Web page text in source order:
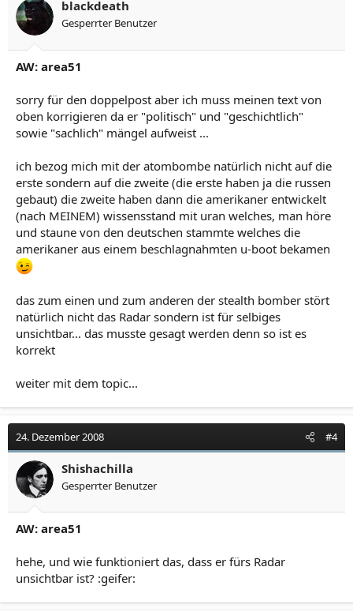
blackdeath
Gesperrter Benutzer
AW: area51
sorry für den doppelpost aber ich muss meinen text von
oben korrigieren da er "politisch" und "geschichtlich"
sowie "sachlich" mängel aufweist ...
ich bezog mich mit der atombombe natürlich nicht auf die
erste sondern auf die zweite (die erste haben ja die russen
gebaut) die zweite haben dann die amerikaner entwickelt
(nach MEINEM) wissensstand mit uran welches, man höre
und staune von den deutschen stammte welches die
amerikaner aus einem beschlagnahmten u-boot bekamen
das zum einen und zum anderen der stealth bomber stört
natürlich nicht das Radar sondern ist für selbiges
unsichtbar... das musste gesagt werden denn so ist es
korrekt
weiter mit dem topic...
24. Dezember 2008 #4
Shishachilla
Gesperrter Benutzer
AW: area51
hehe, und wie funktioniert das, dass er fürs Radar
unsichtbar ist? :geifer: